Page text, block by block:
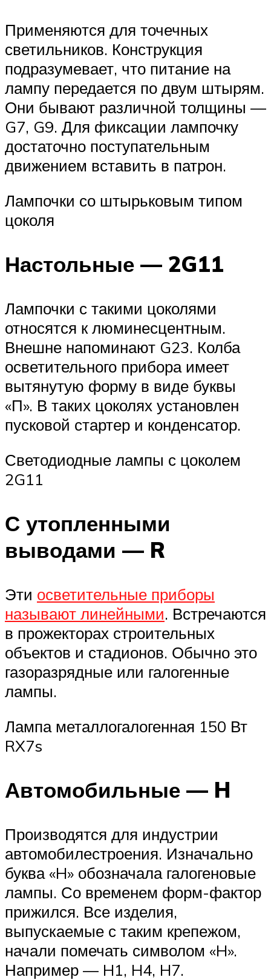
Применяются для точечных
светильников. Конструкция
подразумевает, что питание на
лампу передается по двум штырям.
Они бывают различной толщины —
G7, G9. Для фиксации лампочку
достаточно поступательным
движением вставить в патрон.
Лампочки со штырьковым типом
цоколя
Настольные — 2G11
Лампочки с такими цоколями
относятся к люминесцентным.
Внешне напоминают G23. Колба
осветительного прибора имеет
вытянутую форму в виде буквы
«П». В таких цоколях установлен
пусковой стартер и конденсатор.
Светодиодные лампы с цоколем
2G11
С утопленными
выводами — R
Эти осветительные приборы
называют линейными. Встречаются
в прожекторах строительных
объектов и стадионов. Обычно это
газоразрядные или галогенные
лампы.
Лампа металлогалогенная 150 Вт
RX7s
Автомобильные — H
Производятся для индустрии
автомобилестроения. Изначально
буква «H» обозначала галогеновые
лампы. Со временем форм-фактор
прижился. Все изделия,
выпускаемые с таким крепежом,
начали помечать символом «H».
Например — H1, H4, H7.